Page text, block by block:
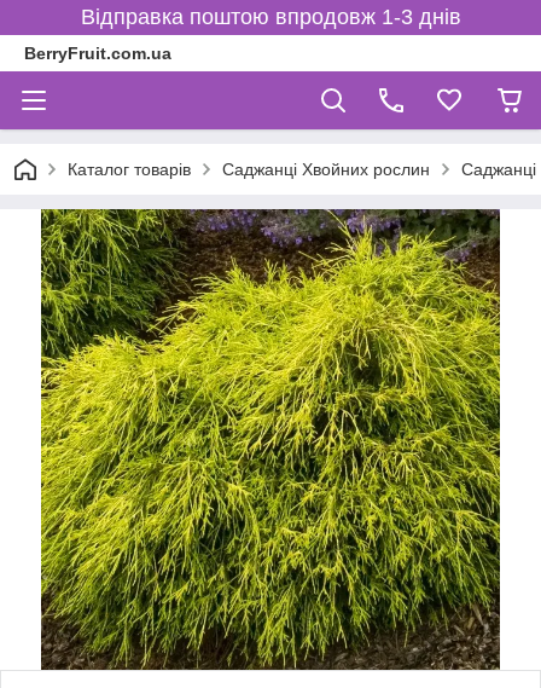
Відправка поштою впродовж 1-3 днів
BerryFruit.com.ua
Каталог товарів Саджанці Хвойних рослин Саджанці